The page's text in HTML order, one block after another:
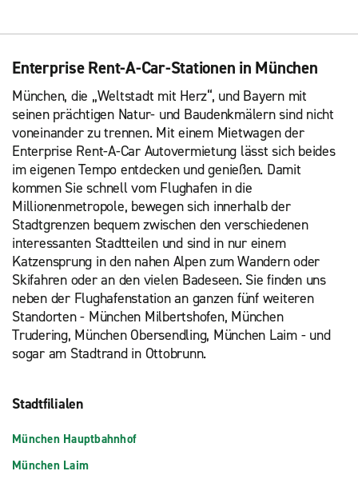
Enterprise Rent-A-Car-Stationen in München
München, die „Weltstadt mit Herz“, und Bayern mit
seinen prächtigen Natur- und Baudenkmälern sind nicht
voneinander zu trennen. Mit einem Mietwagen der
Enterprise Rent-A-Car Autovermietung lässt sich beides
im eigenen Tempo entdecken und genießen. Damit
kommen Sie schnell vom Flughafen in die
Millionenmetropole, bewegen sich innerhalb der
Stadtgrenzen bequem zwischen den verschiedenen
interessanten Stadtteilen und sind in nur einem
Katzensprung in den nahen Alpen zum Wandern oder
Skifahren oder an den vielen Badeseen. Sie finden uns
neben der Flughafenstation an ganzen fünf weiteren
Standorten - München Milbertshofen, München
Trudering, München Obersendling, München Laim - und
sogar am Stadtrand in Ottobrunn.
Stadtfilialen
München Hauptbahnhof
München Laim